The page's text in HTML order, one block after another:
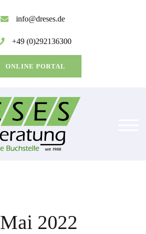
info@dreses.de
+49 (0)292136300
ONLINE PORTAL
Mai 2022